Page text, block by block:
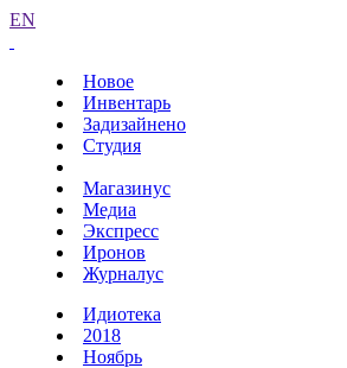
EN
Новое
Инвентарь
Задизайнено
Студия
Магазинус
Медиа
Экспресс
Иронов
Журналус
Идиотека
2018
Ноябрь